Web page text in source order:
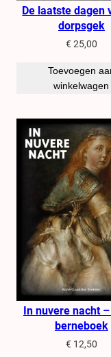
De laatste dagen
dorpsgek
€ 25,00
Toevoegen
winkelwagen
In nuvere nacht
berneboek
€ 12,50